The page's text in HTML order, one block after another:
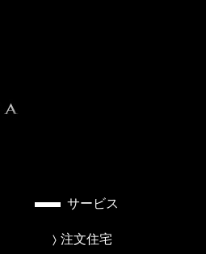
サービス
注文住宅